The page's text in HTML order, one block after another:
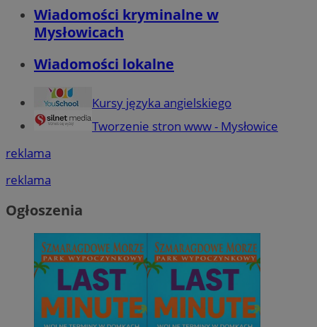
Wiadomości kryminalne w
Mysłowicach
Wiadomości lokalne
Kursy języka angielskiego
Tworzenie stron www - Mysłowice
reklama
reklama
Ogłoszenia